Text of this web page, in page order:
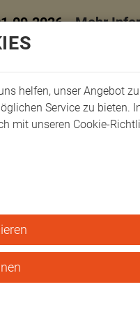
-Mehr
helfen, unser Angebot zu
Service zu bieten.
mit unseren Cookie-